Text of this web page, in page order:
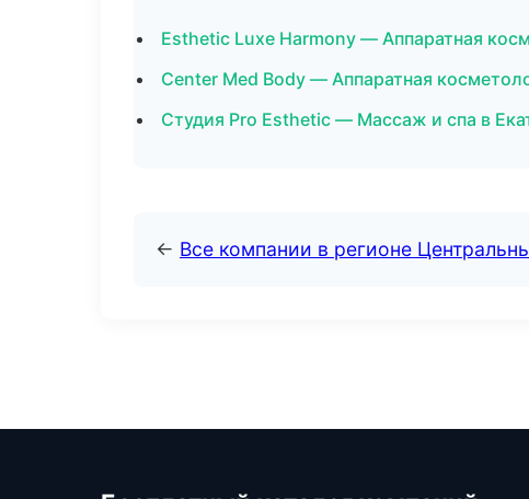
Esthetic Luxe Harmony — Аппаратная
Center Med Body — Аппаратная
Студия Pro Esthetic — Массаж и спа в
← Все компании в регионе